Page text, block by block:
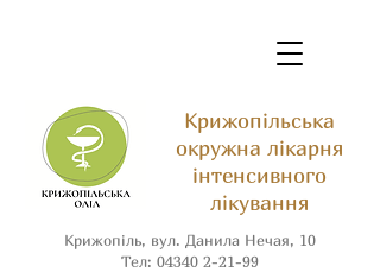
Крижопільська
окружна лікарня
інтенсивного
лікування
Крижопіль, вул. Данила Нечая, 10
Тел: 04340 2-21-99